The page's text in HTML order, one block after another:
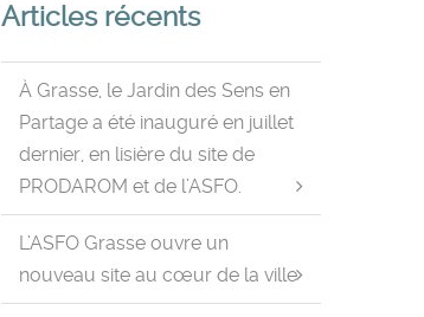
Articles récents
À Grasse, le Jardin des Sens en
Partage a été inauguré en juillet
dernier, en lisière du site de
PRODAROM et de l’ASFO.
L’ASFO Grasse ouvre un
nouveau site au cœur de la ville